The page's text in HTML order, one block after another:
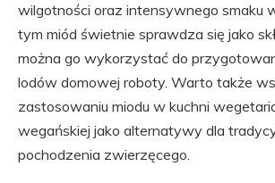
wilgotności oraz intensywnego smaku
tym miód świetnie sprawdza się jako
można go wykorzystać do
lodów domowej roboty. Warto także
zastosowaniu miodu w kuchni
wegańskiej jako alternatywy dla
pochodzenia zwierzęcego.